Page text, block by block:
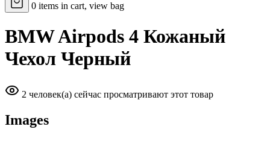
0 items in cart, view bag
BMW Airpods 4 Кожаный
Чехол Черный
2 человек(а) сейчас просматривают этот товар
Images